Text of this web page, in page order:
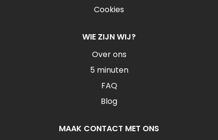
Cookies
WIE ZIJN WIJ?
Over ons
5 minuten
FAQ
Blog
MAAK CONTACT MET ONS